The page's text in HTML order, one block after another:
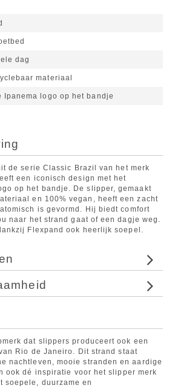
dag
materiaal
Ipanema logo op het bandje
de serie Classic Brazil van het merk
een iconisch design met het
op het bandje. De slipper, gemaakt
en 100% vegan, heeft een zacht
is gevormd. Hij biedt comfort
naar het strand gaat of een dagje weg.
Flexpand ook heerlijk soepel.
dat slippers produceert ook een
Rio de Janeiro. Dit strand staat
nachtleven, mooie stranden en aardige
ook dé inspiratie voor het slipper merk
soepele, duurzame en